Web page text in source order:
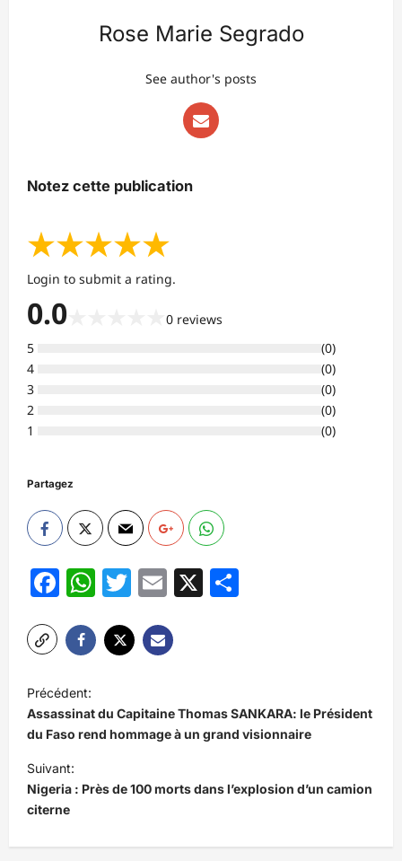
Rose Marie Segrado
See author's posts
Notez cette publication
★★★★★
Login to submit a rating.
0.0 0 reviews
5
(0)
4
(0)
3
(0)
2
(0)
1
(0)
Partagez
Facebook
WhatsApp
Twitter
Email
X
a
v
i
g
a
t
Précédent:
Assassinat du Capitaine Thomas SANKARA: le Président
du Faso rend hommage à un grand visionnaire
Suivant:
Nigeria : Près de 100 morts dans l’explosion d’un camion
citerne